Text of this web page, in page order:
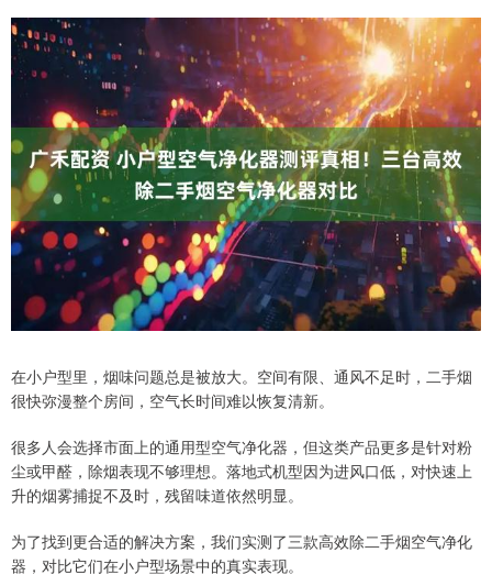
在小户型里，烟味问题总是被放大。空间有限、通风不足时，二手烟
很快弥漫整个房间，空气长时间难以恢复清新。
很多人会选择市面上的通用型空气净化器，但这类产品更多是针对粉
尘或甲醛，除烟表现不够理想。落地式机型因为进风口低，对快速上
升的烟雾捕捉不及时，残留味道依然明显。
为了找到更合适的解决方案，我们实测了三款高效除二手烟空气净化
器，对比它们在小户型场景中的真实表现。